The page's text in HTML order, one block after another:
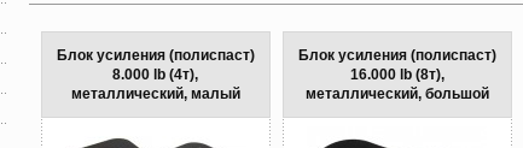
Блок усиления (полиспаст)
8.000 lb (4т),
металлический, малый
Блок усиления (полиспаст)
16.000 lb (8т),
металлический, большой